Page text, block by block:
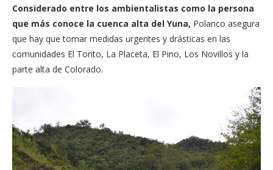
Considerado entre los ambientalistas como la persona
que más conoce la cuenca alta del Yuna, Polanco asegura
que hay que tomar medidas urgentes y drásticas en las
comunidades El Torito, La Placeta, El Pino, Los Novillos y la
parte alta de Colorado.